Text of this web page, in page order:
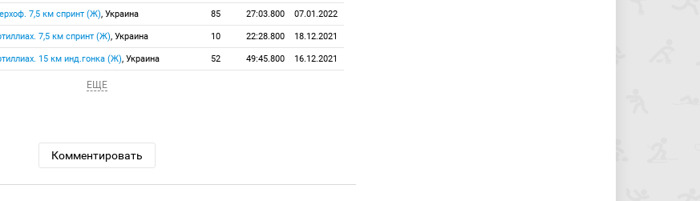
7,5 км спринт (Ж), Украина 85 27:03.800 07.01.2022
7,5 км спринт (Ж), Украина 10 22:28.800 18.12.2021
15 км инд.гонка (Ж), Украина 52 49:45.800 16.12.2021
ЕЩЕ
Комментировать